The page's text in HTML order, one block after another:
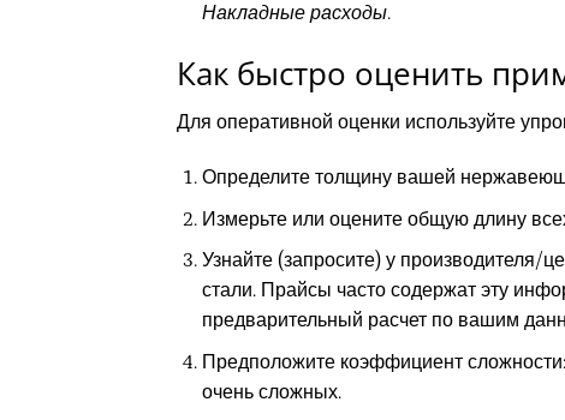
Накладные расходы.
Как быстро оценить
Для оперативной оценки используйте
Определите толщину вашей
Измерьте или оцените общую длину
Узнайте (запросите) у производителя/
стали. Прайсы часто содержат эту
предварительный расчет по вашим
Предположите коэффициент сложности:
очень сложных.